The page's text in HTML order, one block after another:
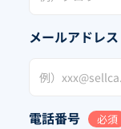
メールアドレス
電話番号 必須